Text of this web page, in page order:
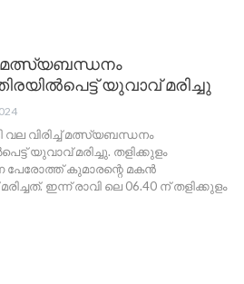
മത്സ്യബന്ധനം
യുവാവ് മരിച്ചു
വല വിരിച്ച് മത്സ്യബന്ധനം
യുവാവ് മരിച്ചു. തളിക്കുളം
പേരോത്ത് കുമാരന്റെ മകൻ
ഇന്ന് രാവി ലെ 06.40 ന് തളിക്കുളം